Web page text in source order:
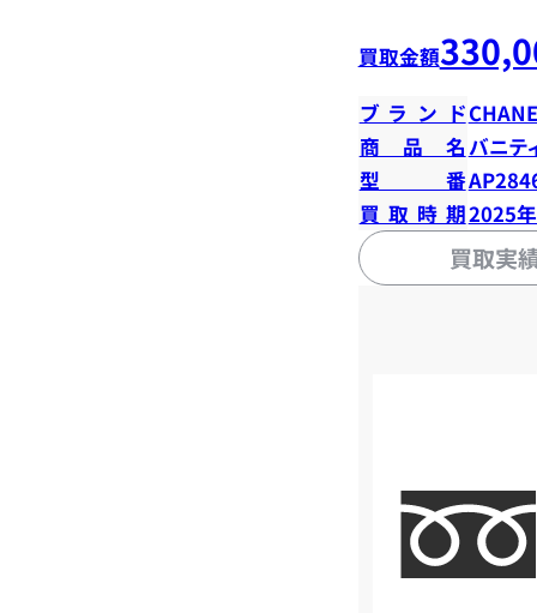
買取金額
ブランド
商品名バニテ
型番
買取時期2025
買取実